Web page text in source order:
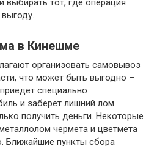
выбирать тот, где операция
в Кинешме
организовать самовывоз
что может быть выгодно –
специально
и заберёт лишний лом.
получить деньги. Некоторые
чермета и цветмета
Ближайшие пункты сбора